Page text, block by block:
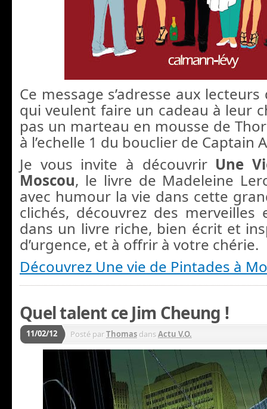
Ce message s’adresse aux
qui veulent faire un cadeau à leur
pas un marteau en mousse de
à l’echelle 1 du bouclier de Captain
Je vous invite à découvrir Une
Moscou, le livre de Madeleine
avec humour la vie dans cette
clichés, découvrez des merveilles
dans un livre riche, bien écrit et
d’urgence, et à offrir à votre chérie.
Découvrez Une vie de Pintades à
Quel talent ce Jim Cheung !
11/02/12 Posté parThomas dansActu V.O.